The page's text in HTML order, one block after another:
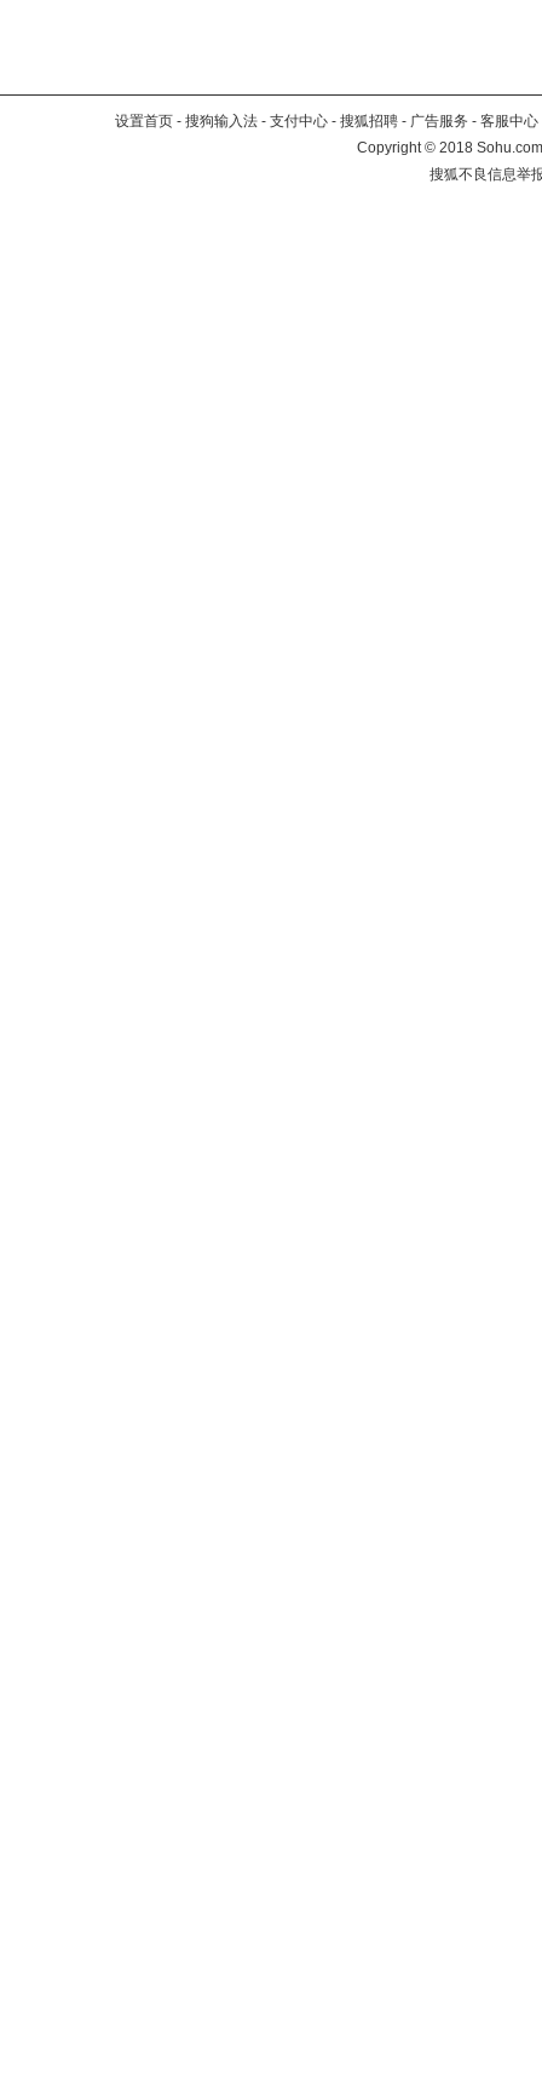
设置首页 - 搜狗输入法 - 支付中心 - 搜狐招聘 - 广告服务 - 客服中心
Copyright©2018
搜狐不良信息举